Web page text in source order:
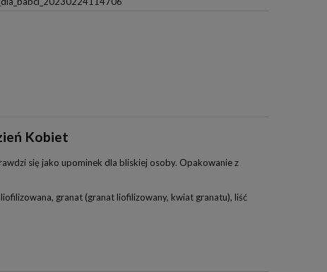
Kobiet
się jako upominek dla bliskiej osoby. Opakowanie z
granat (granat liofilizowany, kwiat granatu), liść